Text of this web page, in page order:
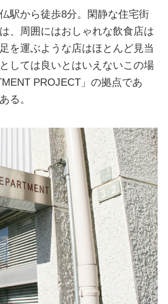
駅から徒歩8分。閑静な住宅街
、周囲にはおしゃれな飲食店は
を運ぶような店はほとんど見当
しては良いとはいえないこの場
PROJECT」の拠点であ
る。